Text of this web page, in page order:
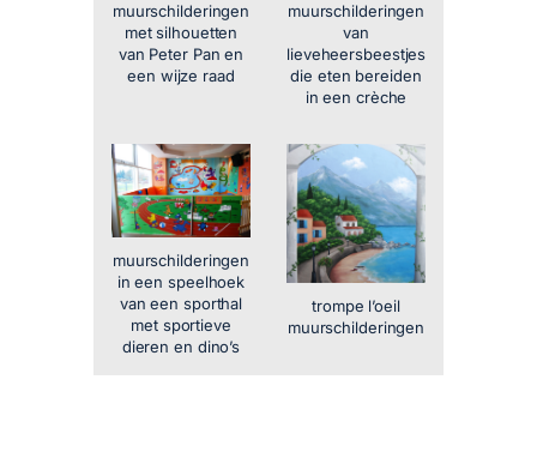
muurschilderingen
met silhouetten
van Peter Pan en
een wijze raad
muurschilderingen
van
lieveheersbeestjes
die eten bereiden
in een crèche
muurschilderingen
in een speelhoek
van een sporthal
met sportieve
dieren en dino’s
trompe l’oeil
muurschilderingen